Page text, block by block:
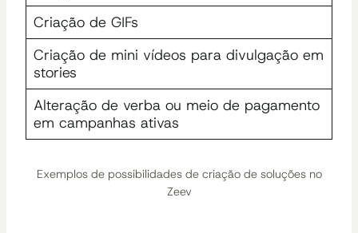
Criação de GIFs
Criação de mini vídeos para divulgação em
stories
Alteração de verba ou meio de pagamento
em campanhas ativas
Exemplos de possibilidades de criação de soluções no
Zeev